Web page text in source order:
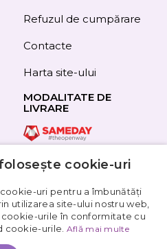
Refuzul de cumpărare
Contacte
Harta site-ului
MODALITATE DE
LIVRARE
cookie-uri
uri pentru a îmbunătăți
utilizarea site-ului nostru web,
urile în conformitate cu
cookie-urile. Află mai multe